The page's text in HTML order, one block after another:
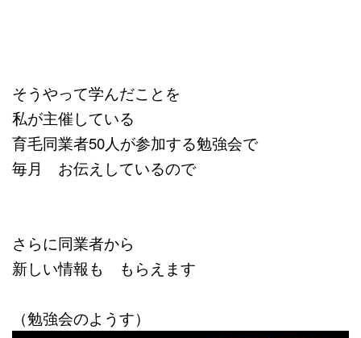
そうやって学んだことを
私が主催している
育毛同業者50人が参加する勉強会で
毎月 お伝えしているので
さらに同業者から
新しい情報も もらえます
（勉強会のようす）